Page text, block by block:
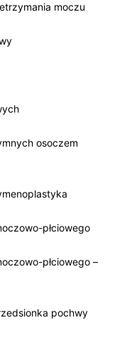
moczu
osoczem
płciowego
płciowego –
pochwy